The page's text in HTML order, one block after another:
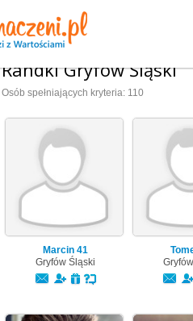
Randki Gryfów Śląski
Osób spełniających kryteria: 110
Marcin 41
Gryfów Śląski